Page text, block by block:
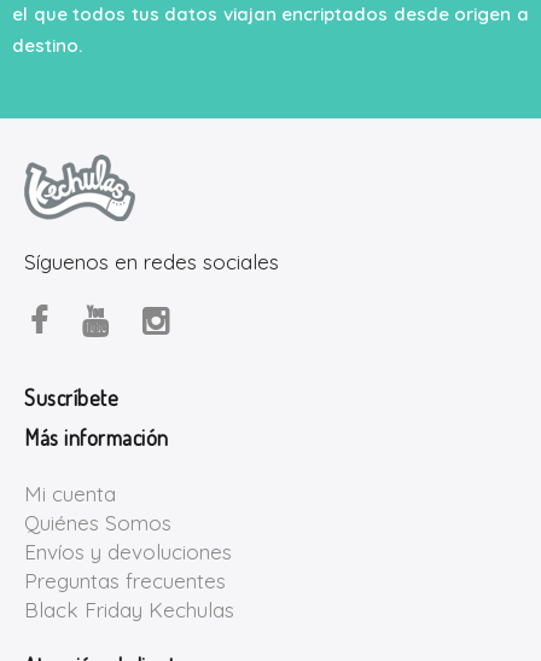
el que todos tus datos viajan encriptados desde origen a
destino.
Síguenos en redes sociales
Suscríbete
Más información
Mi cuenta
Quiénes Somos
Envíos y devoluciones
Preguntas frecuentes
Black Friday Kechulas